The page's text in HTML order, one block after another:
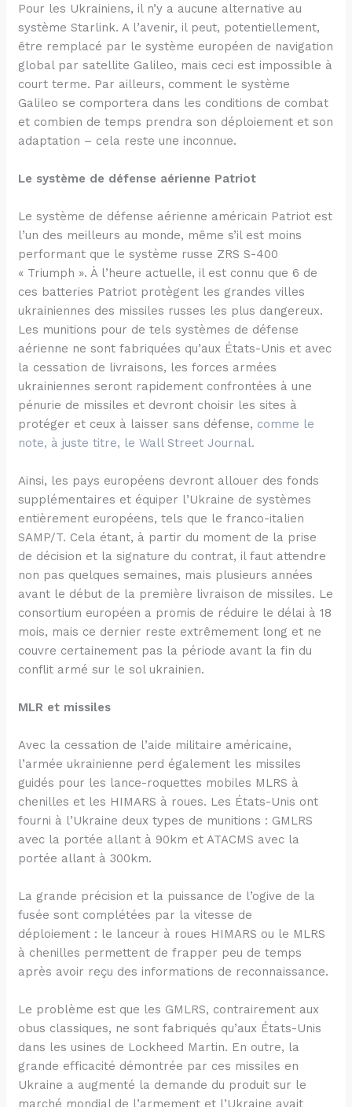
Pour les Ukrainiens, il n’y a aucune alternative au
système Starlink. A l’avenir, il peut, potentiellement,
être remplacé par le système européen de navigation
global par satellite Galileo, mais ceci est impossible à
court terme. Par ailleurs, comment le système
Galileo se comportera dans les conditions de combat
et combien de temps prendra son déploiement et son
adaptation – cela reste une inconnue.
Le système de défense aérienne Patriot
Le système de défense aérienne américain Patriot est
l’un des meilleurs au monde, même s’il est moins
performant que le système russe ZRS S-400
« Triumph ». À l’heure actuelle, il est connu que 6 de
ces batteries Patriot protègent les grandes villes
ukrainiennes des missiles russes les plus dangereux.
Les munitions pour de tels systèmes de défense
aérienne ne sont fabriquées qu’aux États-Unis et avec
la cessation de livraisons, les forces armées
ukrainiennes seront rapidement confrontées à une
pénurie de missiles et devront choisir les sites à
protéger et ceux à laisser sans défense, comme le
note, à juste titre, le Wall Street Journal.
Ainsi, les pays européens devront allouer des fonds
supplémentaires et équiper l’Ukraine de systèmes
entièrement européens, tels que le franco-italien
SAMP/T. Cela étant, à partir du moment de la prise
de décision et la signature du contrat, il faut attendre
non pas quelques semaines, mais plusieurs années
avant le début de la première livraison de missiles. Le
consortium européen a promis de réduire le délai à 18
mois, mais ce dernier reste extrêmement long et ne
couvre certainement pas la période avant la fin du
conflit armé sur le sol ukrainien.
MLR et missiles
Avec la cessation de l’aide militaire américaine,
l’armée ukrainienne perd également les missiles
guidés pour les lance-roquettes mobiles MLRS à
chenilles et les HIMARS à roues. Les États-Unis ont
fourni à l’Ukraine deux types de munitions : GMLRS
avec la portée allant à 90km et ATACMS avec la
portée allant à 300km.
La grande précision et la puissance de l’ogive de la
fusée sont complétées par la vitesse de
déploiement : le lanceur à roues HIMARS ou le MLRS
à chenilles permettent de frapper peu de temps
après avoir reçu des informations de reconnaissance.
Le problème est que les GMLRS, contrairement aux
obus classiques, ne sont fabriqués qu’aux États-Unis
dans les usines de Lockheed Martin. En outre, la
grande efficacité démontrée par ces missiles en
Ukraine a augmenté la demande du produit sur le
marché mondial de l’armement et l’Ukraine avait